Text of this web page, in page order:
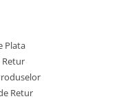
Plata
Retur
Retur